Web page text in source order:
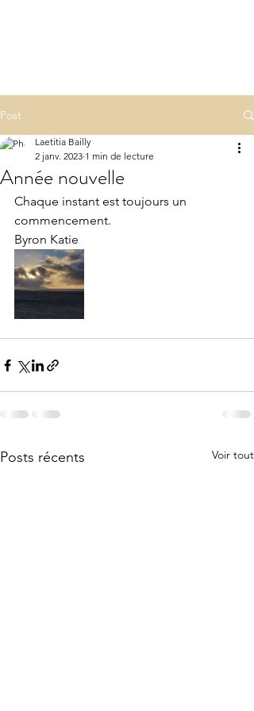
Post
Année nouvelle
Laetitia Bailly
2 janv. 2023 1 min de lecture
Chaque instant est toujours un
commencement.
Byron Katie
Posts récents Voir tout